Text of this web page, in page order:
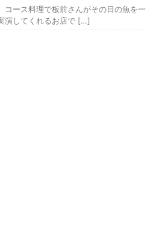
コース料理で板前さんがその日の魚を一
演してくれるお店で […]